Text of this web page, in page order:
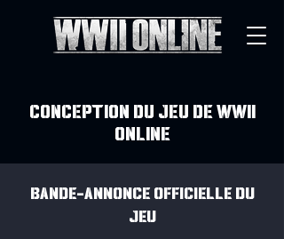
CONCEPTION DU JEU DE WWII
ONLINE
BANDE-ANNONCE OFFICIELLE DU
JEU